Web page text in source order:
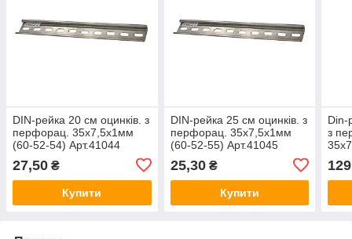
DIN-рейка 20 см оцинків. з
перфорац. 35х7,5х1мм
(60-52-54) Арт.41044
27,50 ₴
Купити
DIN-рейка 25 см оцинків. з
перфорац. 35х7,5х1мм
(60-52-55) Арт.41045
25,30₴
Купити
Din-
з